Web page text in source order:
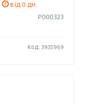
від 0 дн.
P000323
Код: 3935969